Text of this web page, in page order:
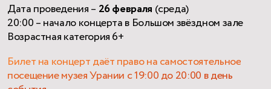
Дата проведения – 26 февраля (среда)
20:00 – начало концерта в Большом звёздном зале
Возрастная категория 6+
Билет на концерт даёт право на самостоятельное
посещение музея Урании с 19:00 до 20:00 в день